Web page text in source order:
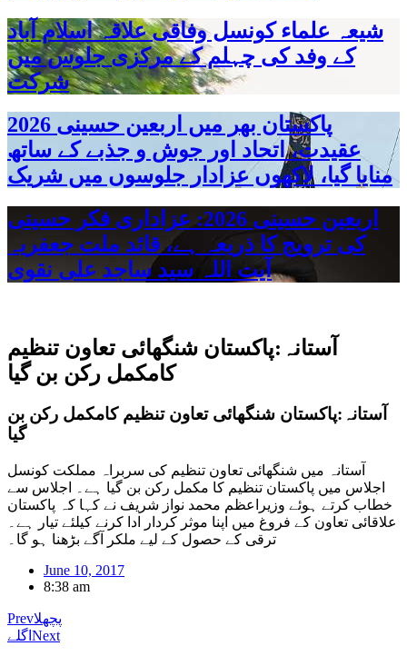
شیعہ علماء کونسل وفاقی علاقہ اسلام آباد
کے وفد کی چہلم کے مرکزی جلوس میں
شرکت
پاکستان بھر میں اربعین حسینی 2026
عقیدت، اتحاد اور جوش و جذبے کے ساتھ
منایا گیا، لاکھوں عزادار جلوسوں میں شریک
اربعین حسینی 2026: عزاداری فکر حسینی
کی ترویج کا ذریعہ ہے، قائد ملت جعفریہ
آیت اللہ سید ساجد علی نقوی
آستانہ:پاکستان شنگھائی تعاون تنظیم
کامکمل رکن بن گیا
آستانہ:پاکستان شنگھائی تعاون تنظیم کامکمل رکن بن
گیا
آستانہ میں شنگھائی تعاون تنظیم کی سربراہ مملکت کونسل
اجلاس میں پاکستان تنظیم کا مکمل رکن بن گیا ہے۔ اجلاس سے
خطاب کرتے ہوئے وزیراعظم محمد نواز شریف نے کہا کہ پاکستان
علاقائی تعاون کے فروغ میں اپنا موثر کردار ادا کرنے کیلئے تیار ہے۔
ترقی کے حصول کے لیے ملکر آگے بڑھنا ہو گا۔
June 10, 2017
8:38 am
Prevپچھلا
اگلے Next